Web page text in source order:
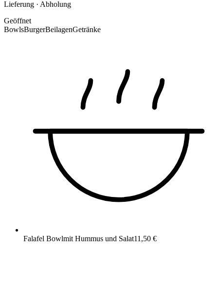
Lieferung · Abholung
Geöffnet
BowlsBurgerBeilagenGetränke
Falafel Bowlmit Hummus und Salat11,50 €